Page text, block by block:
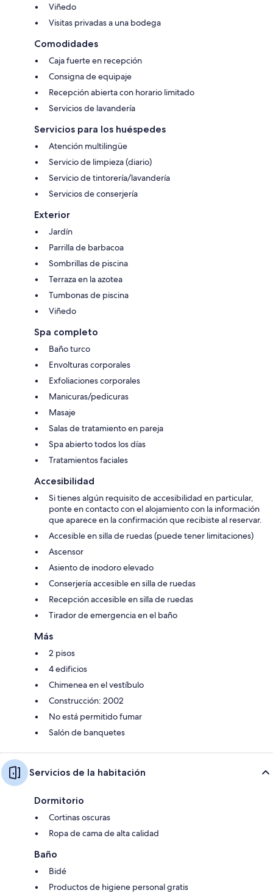
Viñedo
Visitas privadas a una bodega
Comodidades
Caja fuerte en recepción
Consigna de equipaje
Recepción abierta con horario limitado
Servicios de lavandería
Servicios para los huéspedes
Atención multilingüe
Servicio de limpieza (diario)
Servicio de tintorería/lavandería
Servicios de conserjería
Exterior
Jardín
Parrilla de barbacoa
Sombrillas de piscina
Terraza en la azotea
Tumbonas de piscina
Viñedo
Spa completo
Baño turco
Envolturas corporales
Exfoliaciones corporales
Manicuras/pedicuras
Masaje
Salas de tratamiento en pareja
Spa abierto todos los días
Tratamientos faciales
Accesibilidad
Si tienes algún requisito de accesibilidad en particular,
ponte en contacto con el alojamiento con la información
que aparece en la confirmación que recibiste al reservar.
Accesible en silla de ruedas (puede tener limitaciones)
Ascensor
Asiento de inodoro elevado
Conserjería accesible en silla de ruedas
Recepción accesible en silla de ruedas
Tirador de emergencia en el baño
Más
2 pisos
4 edificios
Chimenea en el vestíbulo
Construcción: 2002
No está permitido fumar
Salón de banquetes
Servicios de la habitación
Dormitorio
Cortinas oscuras
Ropa de cama de alta calidad
Baño
Bidé
Productos de higiene personal gratis